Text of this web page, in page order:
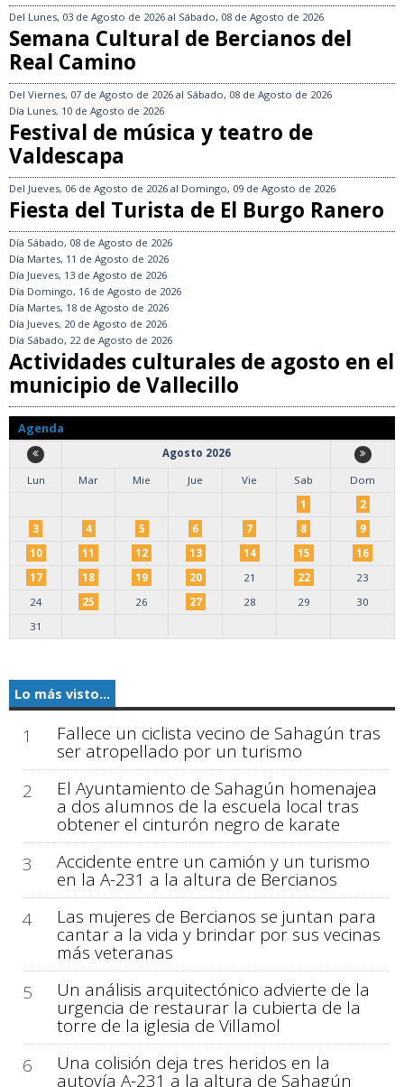
Del Lunes, 03 de Agosto de 2026 al Sábado, 08 de Agosto de 2026
Semana Cultural de Bercianos del
Real Camino
Del Viernes, 07 de Agosto de 2026 al Sábado, 08 de Agosto de 2026
Día Lunes, 10 de Agosto de 2026
Festival de música y teatro de
Valdescapa
Del Jueves, 06 de Agosto de 2026 al Domingo, 09 de Agosto de 2026
Fiesta del Turista de El Burgo Ranero
Día Sábado, 08 de Agosto de 2026
Día Martes, 11 de Agosto de 2026
Día Jueves, 13 de Agosto de 2026
Día Domingo, 16 de Agosto de 2026
Día Martes, 18 de Agosto de 2026
Día Jueves, 20 de Agosto de 2026
Día Sábado, 22 de Agosto de 2026
Actividades culturales de agosto en el
municipio de Vallecillo
Agenda
Agosto 2026
Lun
Mar Mie Jue Vie Sab
Dom
1
2
3
4 5 6 7 8
9
10
11 12 13 14 15
16
17
18 19 20 21 22
23
24
25 26 27 28 29
30
31
Lo más visto...
1 Fallece un ciclista vecino de Sahagún tras
ser atropellado por un turismo
2
El Ayuntamiento de Sahagún homenajea
a dos alumnos de la escuela local tras
obtener el cinturón negro de karate
3
Accidente entre un camión y un turismo
en la A-231 a la altura de Bercianos
4
Las mujeres de Bercianos se juntan para
cantar a la vida y brindar por sus vecinas
más veteranas
5
Un análisis arquitectónico advierte de la
urgencia de restaurar la cubierta de la
torre de la iglesia de Villamol
6
Una colisión deja tres heridos en la
autovía A-231 a la altura de Sahagún